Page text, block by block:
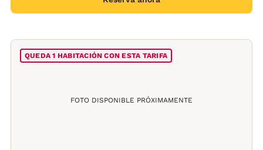
FOTO DISPONIBLE PRÓXIMAMENTE
QUEDA 1 HABITACIÓN CON ESTA TARIFA